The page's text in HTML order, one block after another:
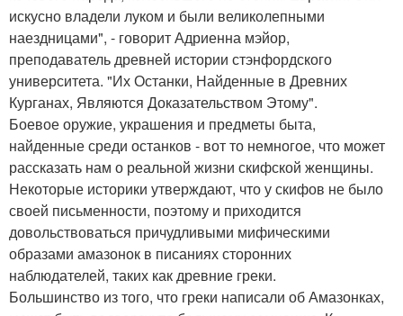
искусно владели луком и были великолепными
наездницами", - говорит Адриенна мэйор,
преподаватель древней истории стэнфордского
университета. "Их Останки, Найденные в Древних
Курганах, Являются Доказательством Этому".
Боевое оружие, украшения и предметы быта,
найденные среди останков - вот то немногое, что может
рассказать нам о реальной жизни скифской женщины.
Некоторые историки утверждают, что у скифов не было
своей письменности, поэтому и приходится
довольствоваться причудливыми мифическими
образами амазонок в писаниях сторонних
наблюдателей, таких как древние греки.
Большинство из того, что греки написали об Амазонках,